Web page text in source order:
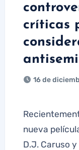
críticas
16 de
Recientemente, Netflix ha lanzado una
nueva
D.J. Caruso